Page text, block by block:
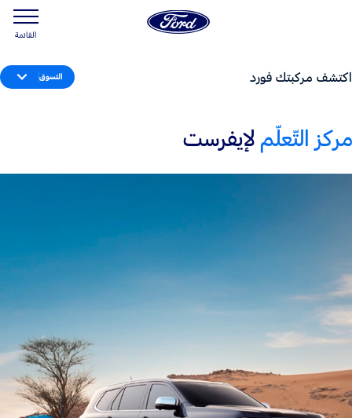
القائمة
اكتشف مركبتك فورد التسوق
مركز التّعلّم لإيفرست